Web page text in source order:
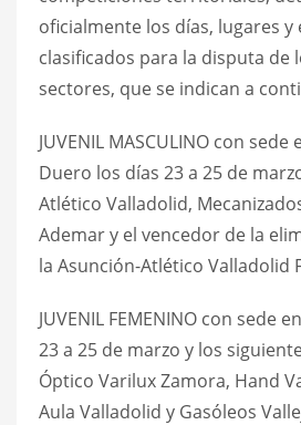
oficialmente los días, lugares y
clasificados para la disputa de
sectores, que se indican a
JUVENIL MASCULINO con
Duero los días 23 a 25 de
Atlético Valladolid,
Ademar y el vencedor de la
la Asunción-Atlético Valladolid
JUVENIL FEMENINO con sede
23 a 25 de marzo y los
Óptico Varilux Zamora, Hand
Aula Valladolid y Gasóleos